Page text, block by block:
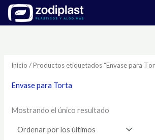
Inicio / Productos etiquetados “Envase para
Envase para Torta
Mostrando el único resultado